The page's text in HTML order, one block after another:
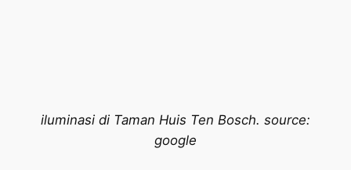
iluminasi di Taman Huis Ten Bosch. source:
google